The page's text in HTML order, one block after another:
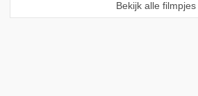
Bekijk alle filmpjes